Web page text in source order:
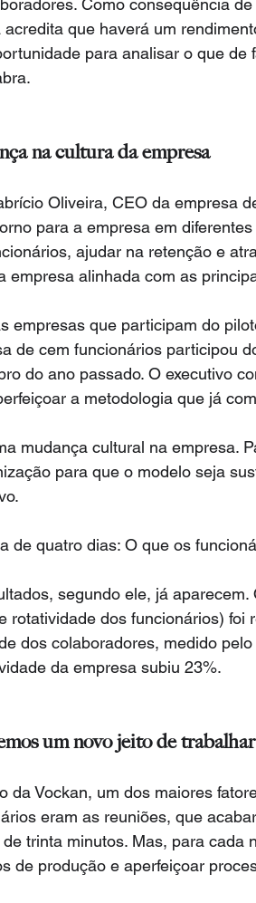
Como consequência
acredita que haverá um
para analisar o que
na cultura da empresa
Oliveira, CEO da empresa
para a empresa em
ajudar na retenção e
empresa alinhada com as
empresas que participam do
de cem funcionários participou
do ano passado. O executivo
a metodologia que já
mudança cultural na empresa.
para que o modelo seja
de quatro dias: O que os
segundo ele, já
rotatividade dos funcionários) foi
dos colaboradores, medido
da empresa subiu 23%.
um novo jeito de
da Vockan, um dos maiores
eram as reuniões, que
trinta minutos. Mas, para cada
de produção e aperfeiçoar